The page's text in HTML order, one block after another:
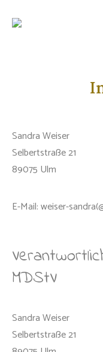
TEIGWUNDER
Backen
Sandra Weiser
Selbertstraße 21
89075 Ulm
E-Mail: weiser-
MDStV
Sandra Weiser
Selbertstraße 21